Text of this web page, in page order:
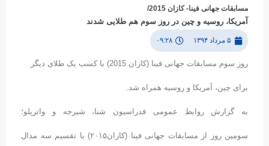
مسابقات جهانی فینا- کازان 2015/
آمریکا، روسیه و چین در روز سوم هم طلایی شدند
۵ مرداد ۱۳۹۴ ۰۹:۲۸
روز سوم مسابقات جهانی فینا (کازان 2015) با کسب یک طلای دیگر
برای چین، آمریکا و روسیه همراه شد.
به گزارش روابط عمومی فدراسیون شنا، شیرجه و واترپلو؛
سومین روز از مسابقات جهانی فینا (کازان۲۰۱۵) با تقسیم سه مدال